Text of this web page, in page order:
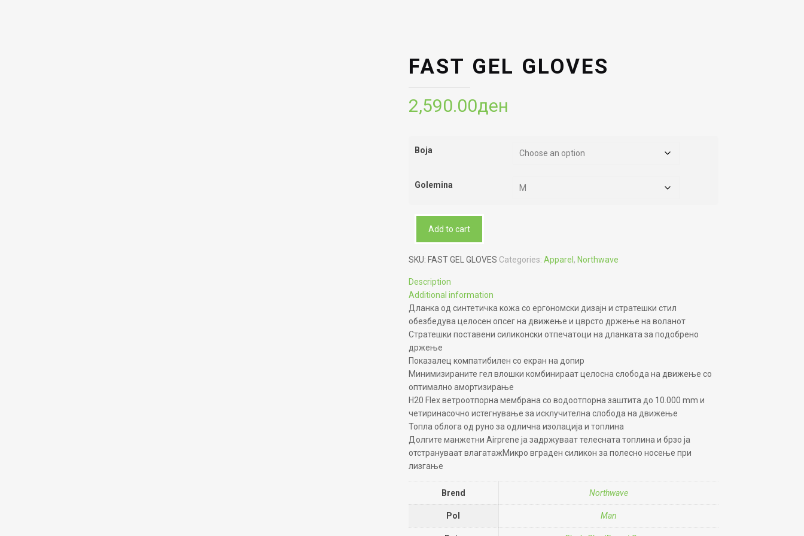
FAST GEL GLOVES
2,590.00ден
Boja
Golemina
Add to cart
SKU: FAST GEL GLOVES Categories: Apparel , Northwave
Description
Additional information
Дланка од синтетичка кожа со ергономски дизајн и стратешки стил
обезбедува целосен опсег на движење и цврсто држење на воланот
Стратешки поставени силиконски отпечатоци на дланката за подобрено
држење
Показалец компатибилен со екран на допир
Минимизираните гел влошки комбинираат целосна слобода на движење со
оптимално амортизирање
H20 Flex ветроотпорна мембрана со водоотпорна заштита до 10.000 mm и
четиринасочно истегнување за исклучителна слобода на движење
Топла облога од руно за одлична изолација и топлина
Долгите манжетни Airprene ја задржуваат телесната топлина и брзо ја
отстрануваат влагатажМикро вграден силикон за полесно носење при
лизгање
Brend Northwave
Pol Man